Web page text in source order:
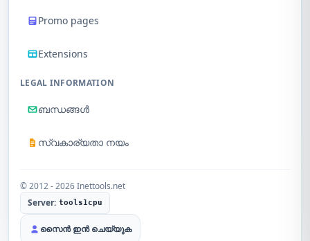
Promo pages
Extensions
LEGAL INFORMATION
ബന്ധങ്ങൾ
സ്വകാര്യതാ നയം
© 2012 - 2026 Inettools.net
Server: tools1cpu
സൈൻ ഇൻ ചെയ്യുക